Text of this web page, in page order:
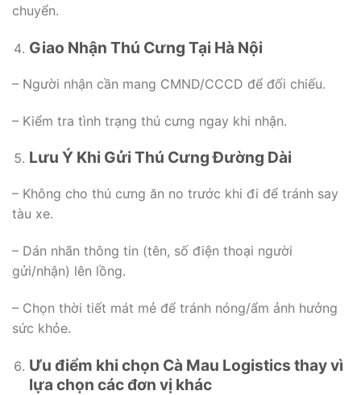
chuyển.
Giao Nhận Thú Cưng Tại Hà Nội
– Người nhận cần mang CMND/CCCD để đối chiếu.
– Kiểm tra tình trạng thú cưng ngay khi nhận.
Lưu Ý Khi Gửi Thú Cưng Đường Dài
– Không cho thú cưng ăn no trước khi đi để tránh say
tàu xe.
– Dán nhãn thông tin (tên, số điện thoại người
gửi/nhận) lên lồng.
– Chọn thời tiết mát mẻ để tránh nóng/ẩm ảnh hưởng
sức khỏe.
Ưu điểm khi chọn Cà Mau Logistics thay vì
lựa chọn các đơn vị khác